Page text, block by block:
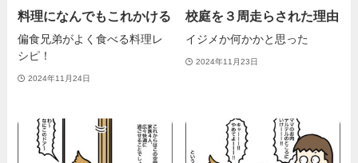
料理になんでもこれかける
偏食兄弟がよく食べる料理レ
シピ！
2024年11月24日
校庭を３周走らされた理由
イジメか何かかと思った
2024年11月23日